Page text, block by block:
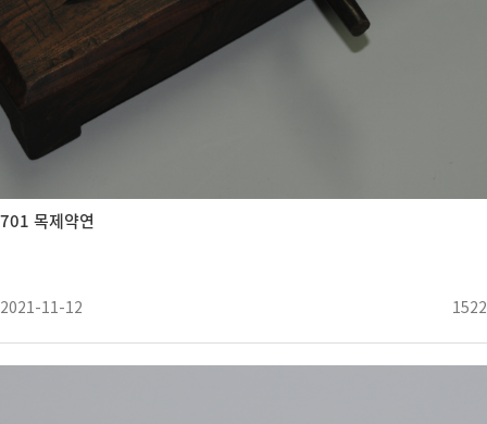
701 목제약연
2021-11-12 1522